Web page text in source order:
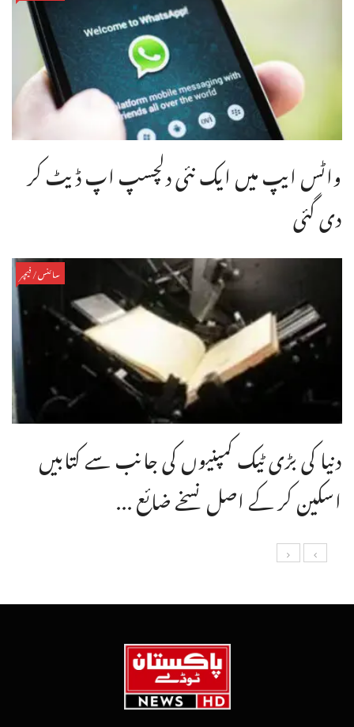
واٹس ایپ میں ایک نئی دلچسپ اپ ڈیٹ کر
دی گئی
سائنس/فیچر
دنیا کی بڑی ٹیک کمپنیوں کی جانب سے کتابیں
اسکین کر کے اصل نسخے ضائع ...